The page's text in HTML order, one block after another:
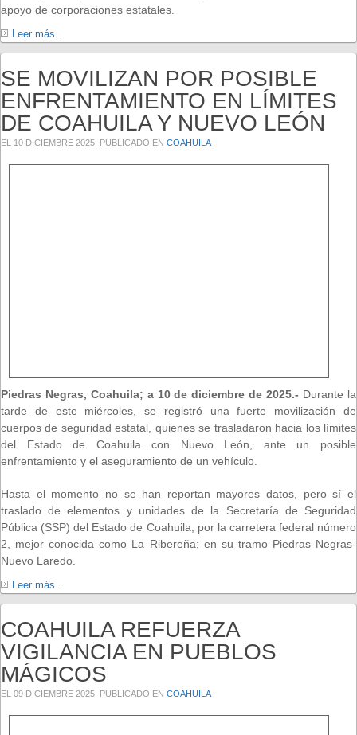
apoyo de corporaciones estatales.
Leer más...
SE MOVILIZAN POR POSIBLE
ENFRENTAMIENTO EN LÍMITES
DE COAHUILA Y NUEVO LEÓN
EL 10 DICIEMBRE 2025 . PUBLICADO EN COAHUILA
Piedras Negras, Coahuila; a 10 de diciembre de 2025.- Durante la
tarde de este miércoles, se registró una fuerte movilización de
cuerpos de seguridad estatal, quienes se trasladaron hacia los límites
del Estado de Coahuila con Nuevo León, ante un posible
enfrentamiento y el aseguramiento de un vehículo.
Hasta el momento no se han reportan mayores datos, pero sí el
traslado de elementos y unidades de la Secretaría de Seguridad
Pública (SSP) del Estado de Coahuila, por la carretera federal número
2, mejor conocida como La Ribereña; en su tramo Piedras Negras-
Nuevo Laredo.
Leer más...
COAHUILA REFUERZA
VIGILANCIA EN PUEBLOS
MÁGICOS
EL 09 DICIEMBRE 2025 . PUBLICADO EN COAHUILA